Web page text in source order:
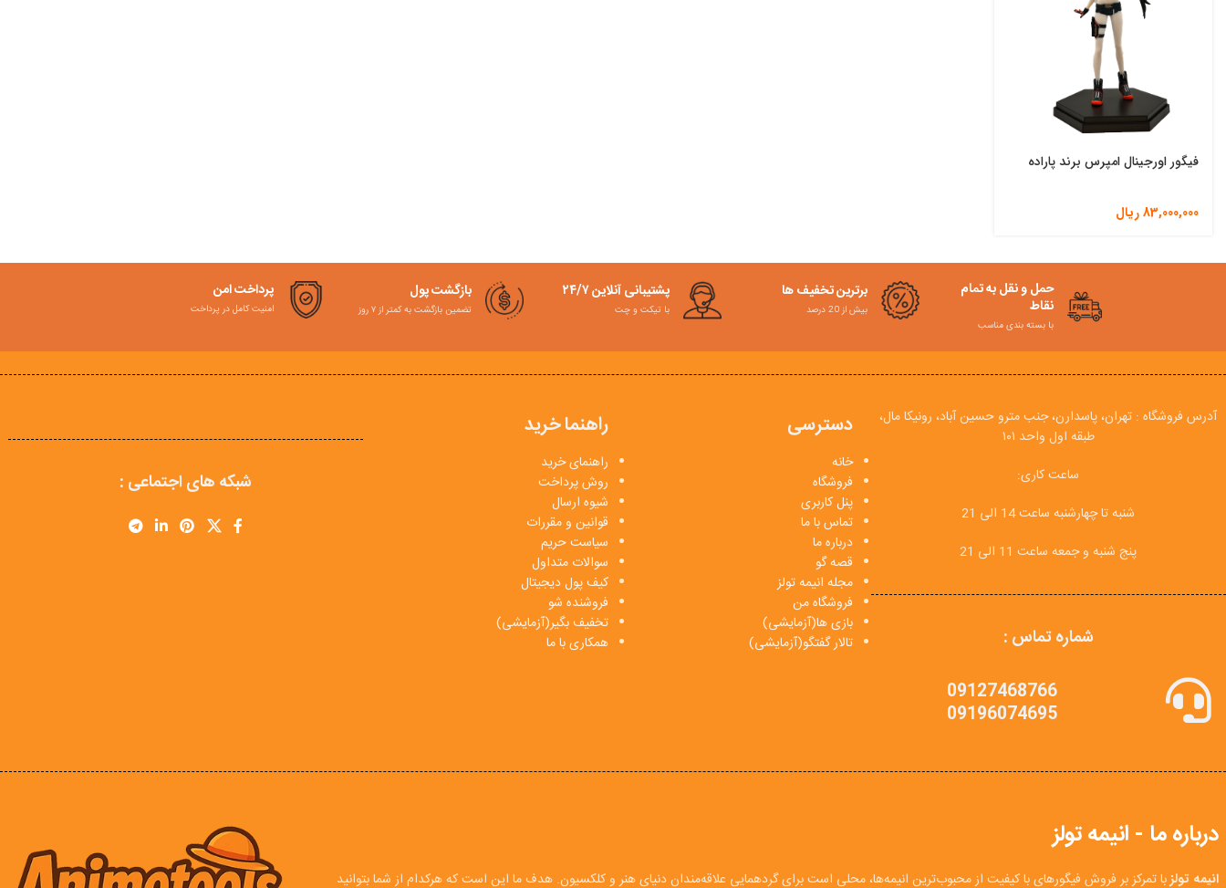
فیگور اورجینال امپرس برند پاراده
83,000,000ریال
حمل و نقل به تمام
نقاط
با بسته بندی مناسب
برترین تخفیف ها
بیش از 20 درصد
پشتیبانی آنلاین ۲۴/۷
با تیکت و چت
بازگشت پول
تضمین بازگشت به کمتر از ۷ روز
پرداخت امن
امنیت کامل در پرداخت
آدرس فروشگاه : تهران، پاسدارن، جنب مترو حسین آباد، رونیکا مال،
طبقه اول واحد ۱۰۱
ساعت کاری:
شنبه تا چهارشنبه ساعت 14 الی 21
پنج شنبه و جمعه ساعت 11 الی 21
شماره تماس :
09127468766
09196074695
دسترسی
خانه
فروشگاه
پنل کاربری
تماس با ما
درباره ما
قصه گو
مجله انیمه تولز
فروشگاه من
بازی ها(آزمایشی)
تالار گفتگو(آزمایشی)
راهنما خرید
راهنمای خرید
روش پرداخت
شیوه ارسال
قوانین و مقررات
سیاست حریم
سوالات متداول
کیف پول دیجیتال
فروشنده شو
تخفیف بگیر(آزمایشی)
همکاری با ما
شبکه های اجتماعی :
درباره ما - انیمه تولز
انیمه تولزبا تمرکز بر فروش فیگورهای با کیفیت از محبوب‌ترین انیمه‌ها، محلی است برای گردهمایی علاقه‌مندان دنیای هنر و کلکسیون. هدف ما این است که هرکدام از شما بتوانید